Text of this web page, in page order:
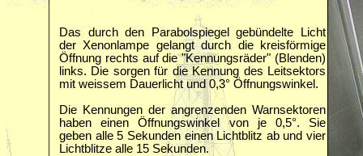
Das durch den Parabolspiegel gebündelte Licht
der Xenonlampe gelangt durch die kreisförmige
Öffnung rechts auf die "Kennungsräder" (Blenden)
links. Die sorgen für die Kennung des Leitsektors
mit weissem Dauerlicht und 0,3° Öffnungswinkel.
Die Kennungen der angrenzenden Warnsektoren
haben einen Öffnungswinkel von je 0,5°. Sie
geben alle 5 Sekunden einen Lichtblitz ab und vier
Lichtblitze alle 15 Sekunden.